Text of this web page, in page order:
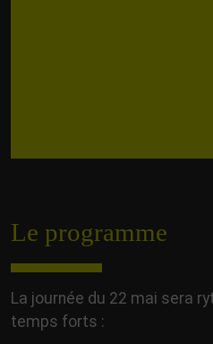
Le programme
La journée du 22 mai sera
temps forts :